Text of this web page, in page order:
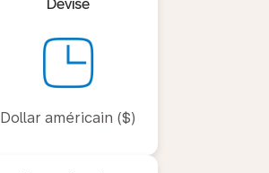
Devise
Dollar américain ($)